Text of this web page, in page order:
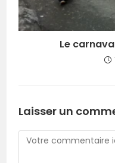
Le
Laisser un